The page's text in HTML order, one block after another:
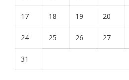
17 18 19 20
24 25 26 27
31